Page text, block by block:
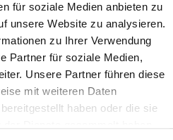
für soziale Medien anbieten zu
unsere Website zu analysieren.
zu Ihrer Verwendung
Partner für soziale Medien,
Unsere Partner führen diese
mit weiteren Daten
haben oder die sie